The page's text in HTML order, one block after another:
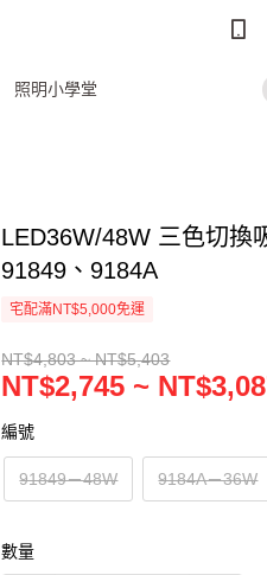
照明小學堂
LED36W/48W 三色切換
91849、9184A
宅配滿NT$5,000免運
NT$4,803 ~ NT$5,403
NT$2,745 ~
編號
91849－48W 9184A－36W
數量